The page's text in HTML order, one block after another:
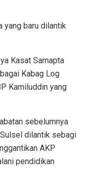
yang baru dilantik
Kasat Samapta
Kabag Log
Kamiluddin yang
sebelumnya
dilantik sebagi
AKP
pendidikan